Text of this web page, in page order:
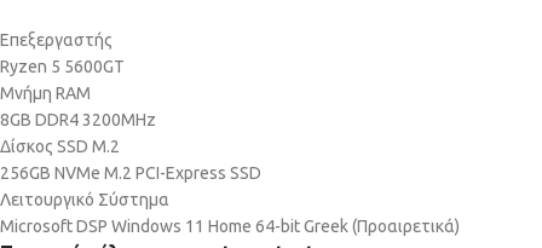
Επεξεργαστής
Ryzen 5 5600GT
Μνήμη RAM
8GB DDR4 3200MHz
Δίσκος SSD M.2
256GB NVMe M.2 PCI-Express SSD
Λειτουργικό Σύστημα
Microsoft DSP Windows 11 Home 64-bit Greek (Προαιρετικά)